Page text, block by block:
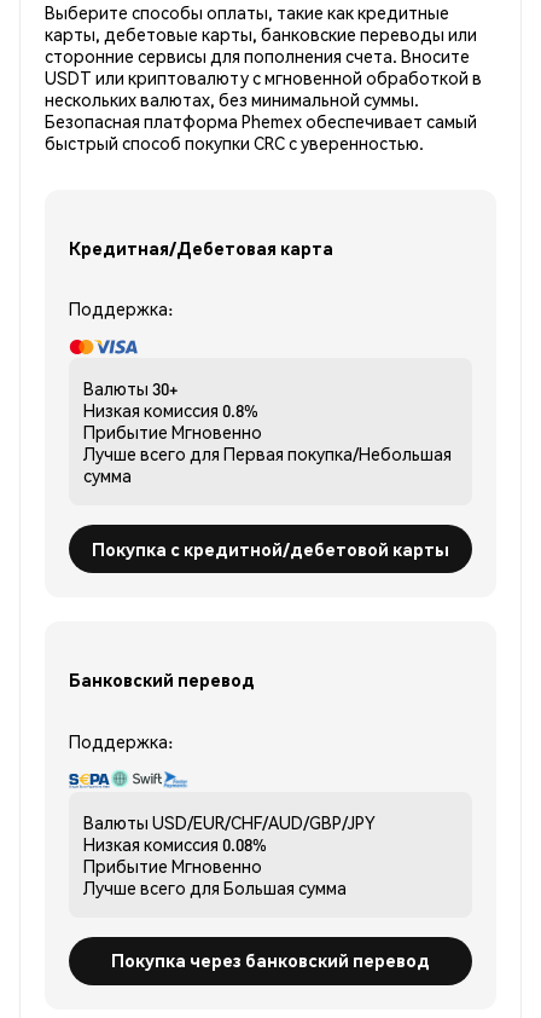
Выберите способы оплаты, такие как кредитные
карты, дебетовые карты, банковские переводы или
сторонние сервисы для пополнения счета. Вносите
USDT или криптовалюту с мгновенной обработкой в
нескольких валютах, без минимальной суммы.
Безопасная платформа Phemex обеспечивает самый
быстрый способ покупки CRC с уверенностью.
Кредитная/Дебетовая карта
Поддержка:
Валюты 30+
Низкая комиссия 0.8%
Прибытие Мгновенно
Лучше всего для Первая покупка/Небольшая
сумма
Покупка с кредитной/дебетовой карты
Банковский перевод
Поддержка:
Валюты USD/EUR/CHF/AUD/GBP/JPY
Низкая комиссия 0.08%
Прибытие Мгновенно
Лучше всего для Большая сумма
Покупка через банковский перевод